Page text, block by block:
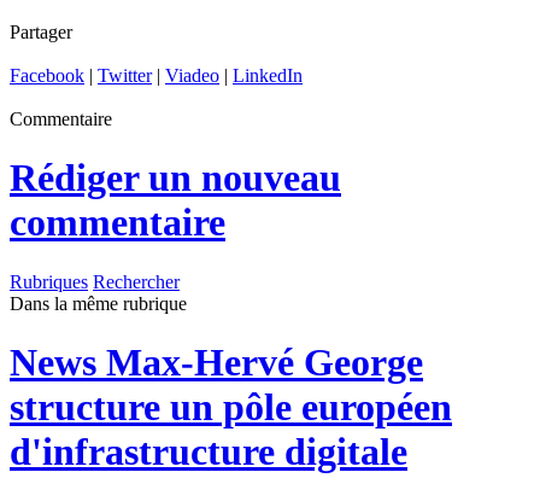
Partager
Facebook | Twitter| Viadeo | LinkedIn
Commentaire
Rédiger un nouveau
commentaire
Rubriques Rechercher
Dans la même rubrique
News Max-Hervé George
structure un pôle européen
d'infrastructure digitale